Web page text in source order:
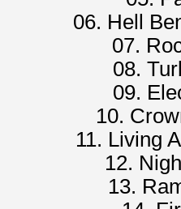
06. Hell
07.
08.
09.
10.
11. Living
12.
13.